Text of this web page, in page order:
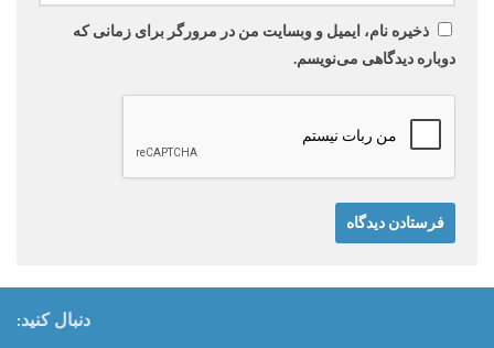
ذخیره نام، ایمیل و وبسایت من در مرورگر برای زمانی که
دوباره دیدگاهی می‌نویسم.
دنبال کنید: